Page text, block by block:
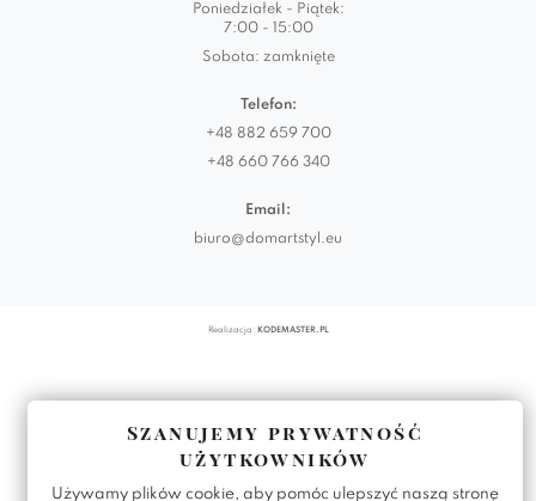
Poniedziałek - Piątek:
7:00 - 15:00
Sobota: zamknięte
Telefon:
+48 882 659 700
+48 660 766 340
Email:
biuro@domartstyl.eu
Realizacja: KODEMASTER.PL
Szanujemy prywatność
użytkowników
Używamy plików cookie, aby pomóc ulepszyć naszą stronę